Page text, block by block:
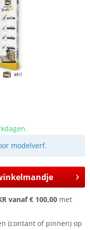
modelverf.
vanaf € 100,00 met
(contant of pinnen) op